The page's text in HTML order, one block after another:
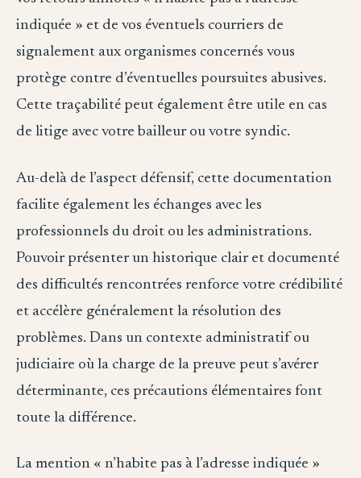
indiquée » et de vos éventuels courriers de
signalement aux organismes concernés vous
protège contre d’éventuelles poursuites abusives.
Cette traçabilité peut également être utile en cas
de litige avec votre bailleur ou votre syndic.
Au-delà de l’aspect défensif, cette documentation
facilite également les échanges avec les
professionnels du droit ou les administrations.
Pouvoir présenter un historique clair et documenté
des difficultés rencontrées renforce votre crédibilité
et accélère généralement la résolution des
problèmes. Dans un contexte administratif ou
judiciaire où la charge de la preuve peut s’avérer
déterminante, ces précautions élémentaires font
toute la différence.
La mention « n’habite pas à l’adresse indiquée »